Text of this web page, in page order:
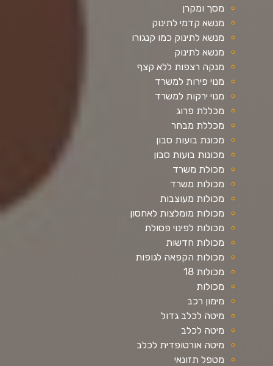
מסך ומקרן
מנשא קדמי לתינוק
מנשא לתינוק כמו קנגורו
מנשא לתינוק
מנקה רצפות ללא קצף
מנוי פירות למשרד
מנוי ירקות למשרד
מכללת פרוג
מכללת מבחר
מכונת בועות סבון
מכונות בועות סבון
מכולת משרד
מכולות משרד
מכולות מעוצבות
מכולות מומלצות לאחסון
מכולות לפינוי פסולת
מכולות חדשות
מכולות הקפאה לגופות
מכולות 18
מכולות
מימון רכב
מיטה לכלב גדול
מיטה לכלב
מיטה אורטופדית לכלב
מטפל תזונאי